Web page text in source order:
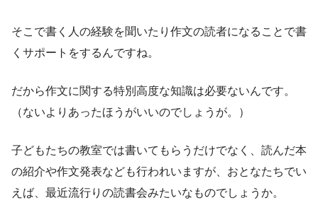
そこで書く人の経験を聞いたり作文の読者になることで書
くサポートをするんですね。
だから作文に関する特別高度な知識は必要ないんです。
（ないよりあったほうがいいのでしょうが。）
子どもたちの教室では書いてもらうだけでなく、読んだ本
の紹介や作文発表なども行われいますが、おとなたちでい
えば、最近流行りの読書会みたいなものでしょうか。